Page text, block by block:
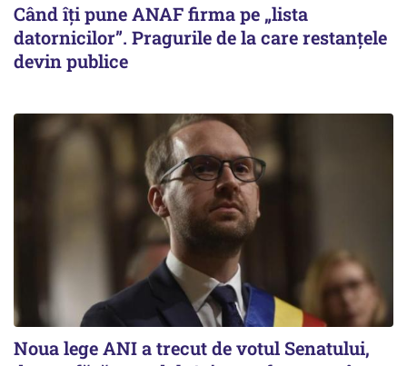
Când îți pune ANAF firma pe „lista
datornicilor”. Pragurile de la care restanțele
devin publice
Noua lege ANI a trecut de votul Senatului,